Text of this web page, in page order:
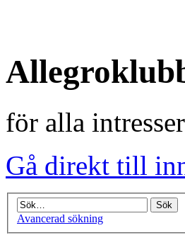
för alla
Gå direkt till
Avancerad sökning